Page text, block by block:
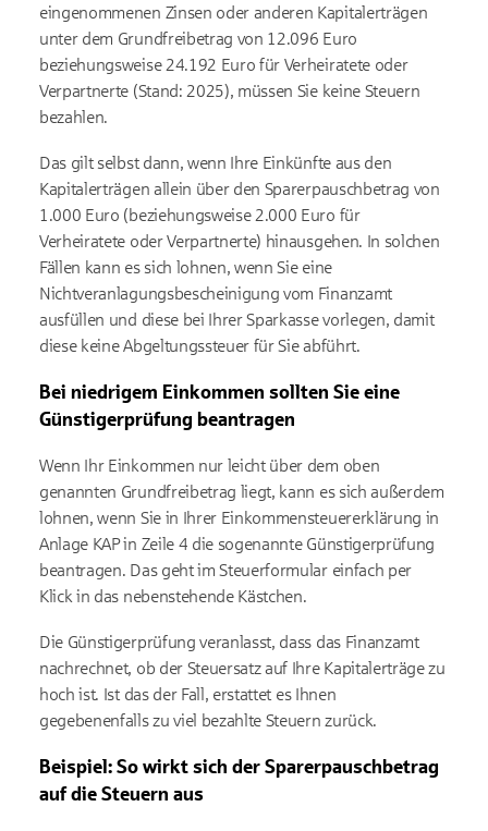
eingenommenen Zinsen oder anderen Kapitalerträgen
unter dem Grundfreibetrag von 12.096 Euro
beziehungsweise 24.192 Euro für Verheiratete oder
Verpartnerte (Stand: 2025), müssen Sie keine Steuern
bezahlen.
Das gilt selbst dann, wenn Ihre Einkünfte aus den
Kapitalerträgen allein über den Sparerpauschbetrag von
1.000 Euro (beziehungsweise 2.000 Euro für
Verheiratete oder Verpartnerte) hinausgehen. In solchen
Fällen kann es sich lohnen, wenn Sie eine
Nichtveranlagungsbescheinigung vom Finanzamt
ausfüllen und diese bei Ihrer Sparkasse vorlegen, damit
diese keine Abgeltungssteuer für Sie abführt.
Bei niedrigem Einkommen sollten Sie eine
Günstigerprüfung beantragen
Wenn Ihr Einkommen nur leicht über dem oben
genannten Grundfreibetrag liegt, kann es sich außerdem
lohnen, wenn Sie in Ihrer Einkommensteuererklärung in
Anlage KAP in Zeile 4 die sogenannte Günstigerprüfung
beantragen. Das geht im Steuerformular einfach per
Klick in das nebenstehende Kästchen.
Die Günstigerprüfung veranlasst, dass das Finanzamt
nachrechnet, ob der Steuersatz auf Ihre Kapitalerträge zu
hoch ist. Ist das der Fall, erstattet es Ihnen
gegebenenfalls zu viel bezahlte Steuern zurück.
Beispiel: So wirkt sich der Sparerpauschbetrag
auf die Steuern aus